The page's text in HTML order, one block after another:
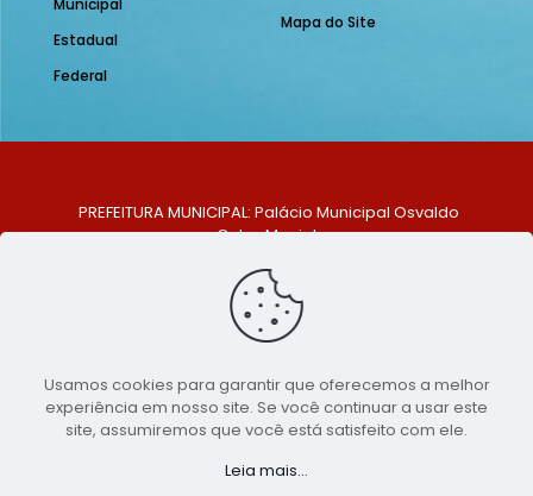
Estadual
Federal
Mapa do Site
PREFEITURA MUNICIPAL: Palácio Municipal Osvaldo
Celso Maciel
Centro, São Bento do Una - PE. CEP: 553370-128
TELEFONE: (81) 99548-1569
E-MAIL: ouvidoria@saobentodouna.pe.gov.br
Copyright 2021-2026 - Assessoria de Comunicação da
Prefeitura de São Bento do Una - PE
Página desenvolvida pela agência de
Usamos cookies para garantir que oferecemos a melhor
experiência em nosso site. Se você continuar a usar este
site, assumiremos que você está satisfeito com ele.
Leia mais...